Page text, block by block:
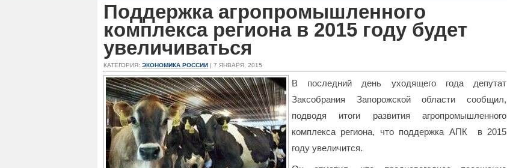
Поддержка агропромышленного
комплекса региона в 2015 году будет
увеличиваться
КАТЕГОРИЯ: ЭКОНОМИКА РОССИИ | 7 ЯНВАРЯ, 2015
В последний день уходящего года депутат
Заксобрания Запорожской области сообщил,
подводя итоги развития агропромышленного
комплекса региона, что поддержка АПК в 2015
году увеличится.